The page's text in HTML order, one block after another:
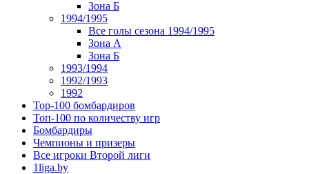
Зона Б
1994/1995
Все голы сезона 1994/1995
Зона А
Зона Б
1993/1994
1992/1993
1992
Top-100 бомбардиров
Топ-100 по количеству игр
Бомбардиры
Чемпионы и призеры
Все игроки Второй лиги
1liga.by